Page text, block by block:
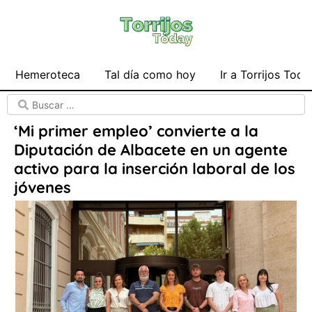
Hemeroteca Tal día como hoy Ir a Torrijos
‘Mi primer empleo’ convierte a la
Diputación de Albacete en un agente
activo para la inserción laboral de los
jóvenes